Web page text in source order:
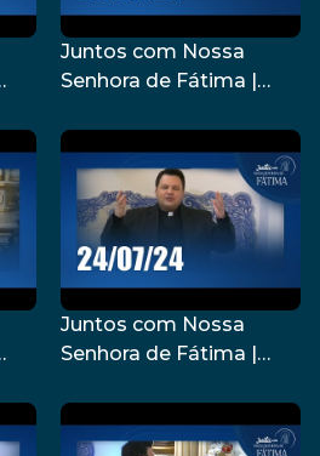
Juntos com Nossa
Senhora de Fátima |
Juntos com Nossa
Senhora de Fátima |